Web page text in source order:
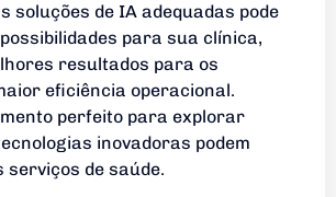
soluções de IA adequadas pode
para sua clínica,
resultados para os
eficiência operacional.
perfeito para explorar
inovadoras podem
serviços de saúde.